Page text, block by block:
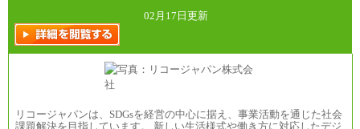
02月17日更新
リコージャパンは、SDGsを経営の中心に据え、事業活動を通じた社会
課題解決を目指しています。 新しい生活様式や働き方に対応したデジ